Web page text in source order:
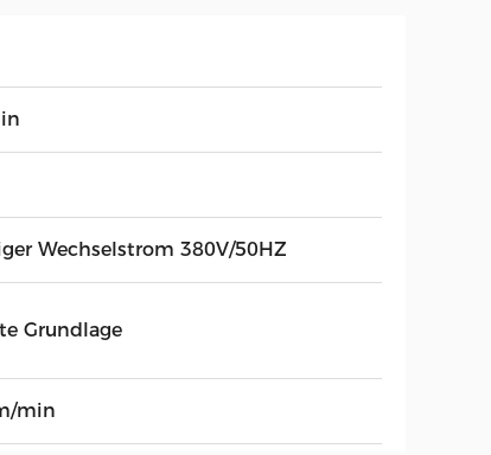
Wechselstrom 380V/50HZ
Grundlage
min